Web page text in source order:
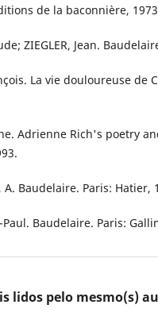
de la baconnière,
ZIEGLER, Jean.
La vie douloureuse de
Adrienne Rich's poetry
A. Baudelaire. Paris: Hatier,
Paul. Baudelaire. Paris:
lidos pelo mesmo(s)